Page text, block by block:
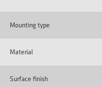
Mounting type
Material
Surface finish